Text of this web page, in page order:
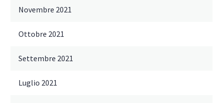
Novembre 2021
Ottobre 2021
Settembre 2021
Luglio 2021